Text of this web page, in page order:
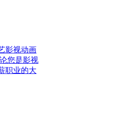
影视动画
您是影视
职业的大